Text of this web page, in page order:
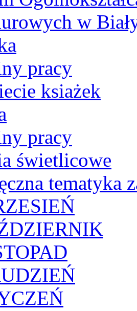
w
pracy
ksiażek
pracy
świetlicowe
tematyka